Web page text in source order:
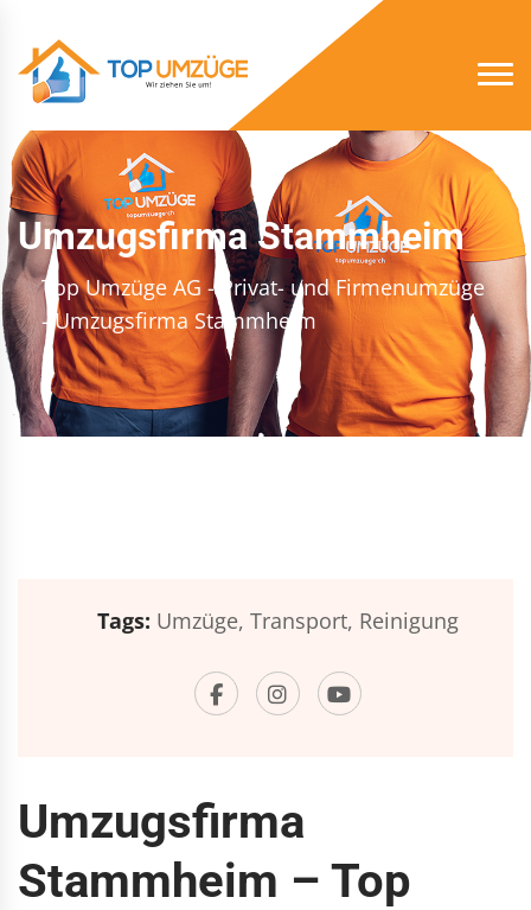
Umzugsfirma Stammheim
Top Umzüge AG - Privat- und Firmenumzüge
- Umzugsfirma Stammheim
Tags: Umzüge, Transport, Reinigung
Umzugsfirma
Stammheim – Top